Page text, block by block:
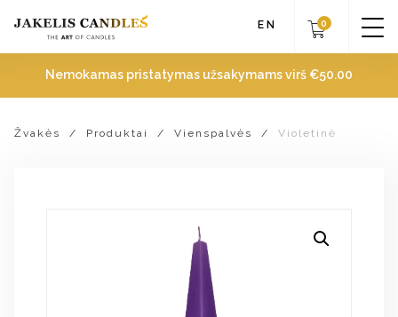
Nemokamas pristatymas užsakymams virš €50.00
EN 0
Žvakės / Produktai / Vienspalvės / Violetinė